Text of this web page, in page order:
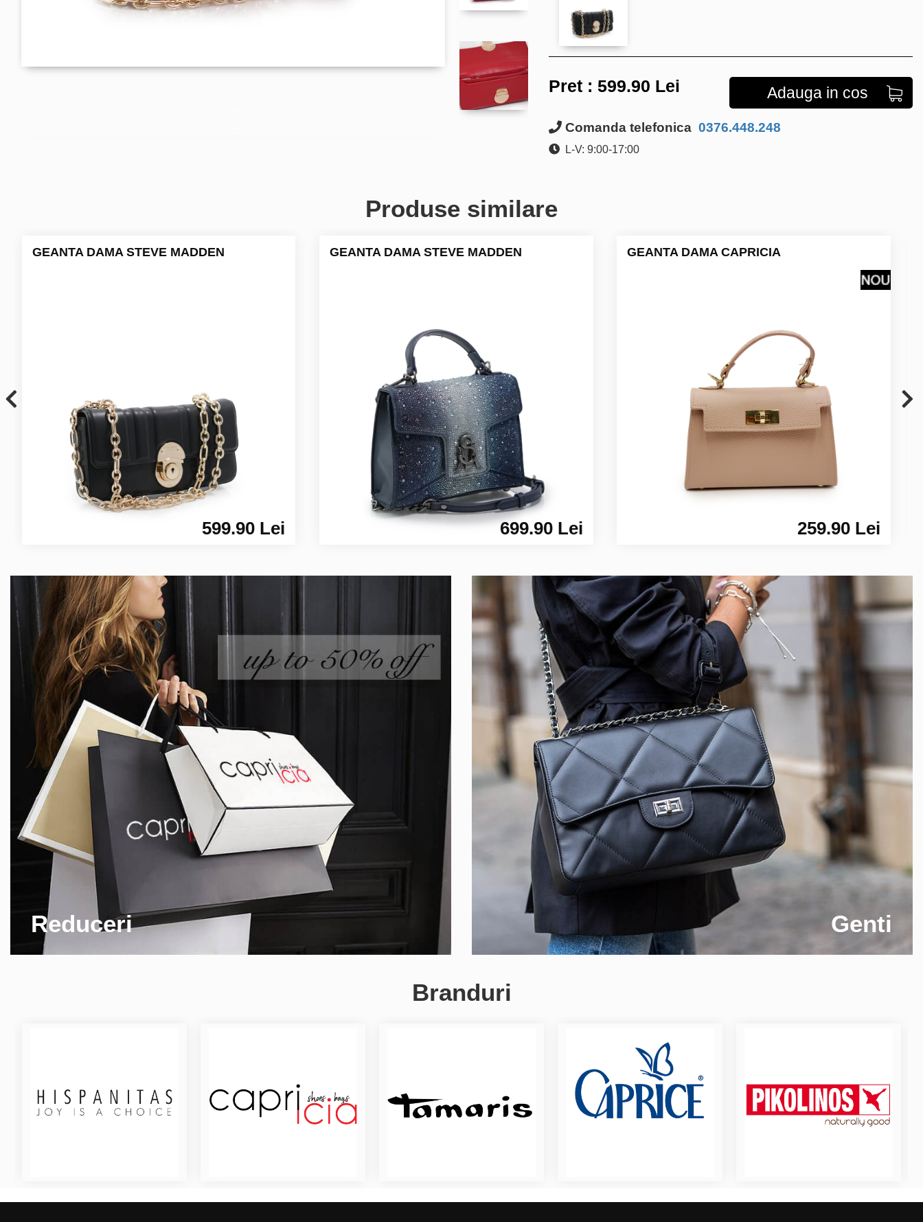
Pret : 599.90 Lei Adauga in cos
Comanda telefonica 0376.448.248
L-V: 9:00-17:00
Produse similare
GEANTA DAMA STEVE MADDEN
599.90 Lei
GEANTA DAMA STEVE MADDEN
699.90 Lei
GEANTA DAMA CAPRICIA
259.90 Lei
Reduceri Genti
Branduri